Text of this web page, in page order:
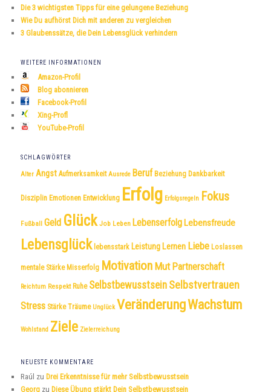
Die 3 wichtigsten Tipps für eine gelungene Beziehung
Wie Du aufhörst Dich mit anderen zu vergleichen
3 Glaubenssätze, die Dein Lebensglück verhindern
WEITERE INFORMATIONEN
Amazon-Profil
Blog abonnieren
Facebook-Profil
Xing-Profl
YouTube-Profil
SCHLAGWÖRTER
Alter Angst Aufmerksamkeit Ausrede Beruf Beziehung Dankbarkeit
Disziplin Emotionen Entwicklung Erfolg Erfolgsregeln Fokus
Fußball Geld Glück Job Leben Lebenserfolg Lebensfreude
Lebensglück lebensstark LeistungLernen Liebe Loslassen
mentale Stärke Misserfolg Motivation Mut Partnerschaft
Reichtum Respekt Ruhe Selbstbewusstsein Selbstvertrauen
Stress Stärke Träume Unglück VeränderungWachstum
Wohlstand Ziele Zielerreichung
NEUESTE KOMMENTARE
Raúl zu Drei Erkenntnisse für mehr Selbstbewusstsein
Georg zu Diese Übung stärkt Dein Selbstbewusstsein